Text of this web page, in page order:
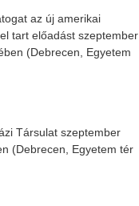
az új amerikai
tart előadást szeptember
(Debrecen, Egyetem
Társulat szeptember
(Debrecen, Egyetem tér